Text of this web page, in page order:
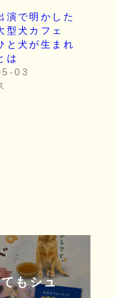
演で明かした
型犬カフェ
と犬が生まれ
は
03
もシュ